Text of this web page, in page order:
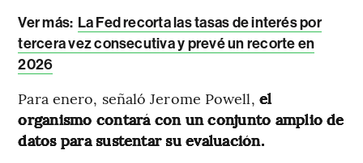
Ver más: La Fed recorta las tasas de interés por
tercera vez consecutiva y prevé un recorte en
2026
Para enero, señaló Jerome Powell, el
organismo contará con un conjunto amplio de
datos para sustentar su evaluación.